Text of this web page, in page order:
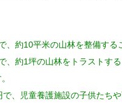
、約10平米の山林を整備する
、約1坪の山林をトラストす
で、児童養護施設の子供たち